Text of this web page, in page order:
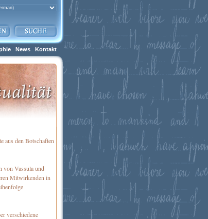
News Kontakt
aus den Botschaften
von Vassula und
Mitwirkenden in
verschiedene